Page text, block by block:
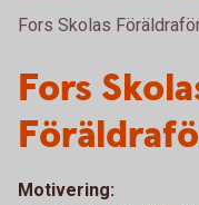
Fors Skolas
Fors
Motivering: